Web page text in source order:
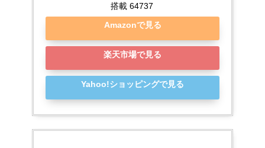
搭載 64737
Amazonで見る
楽天市場で見る
Yahoo!ショッピングで見る